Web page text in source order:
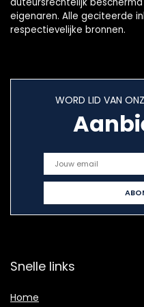
eigenaren. Alle geciteerde
respectievelijke bronnen.
WORD LID VAN
Snelle links
Home